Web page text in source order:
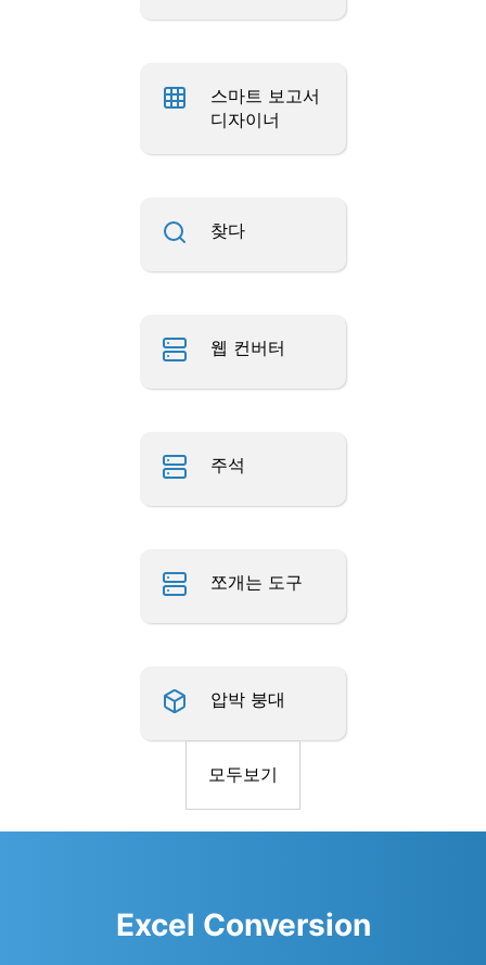
스마트 보고서
디자이너
찾다
웹 컨버터
주석
쪼개는 도구
압박 붕대
모두보기
Excel Conversion